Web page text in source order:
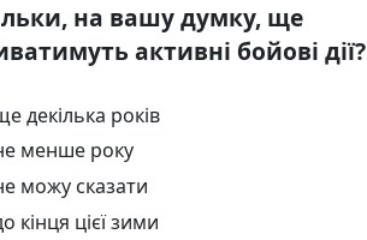
на вашу думку, ще
активні бойові дії?
декілька років
менше року
можу сказати
кінця цієї зими